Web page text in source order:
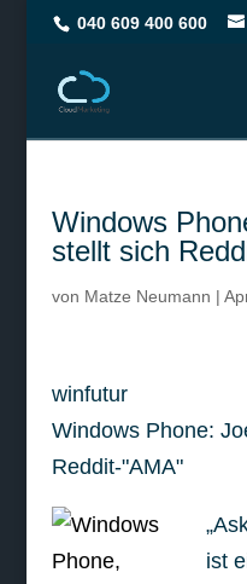
040 609 400 600
Windows
stellt sich
von Matze Neumann |
winfutur
Windows Phone:
Reddit-"AMA"
ist